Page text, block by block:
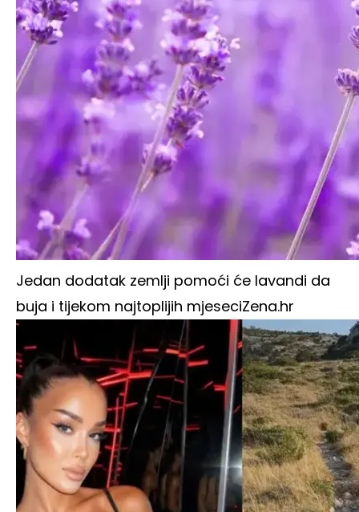
Jedan dodatak zemlji pomoći će lavandi da
buja i tijekom najtoplijih mjeseciZena.hr